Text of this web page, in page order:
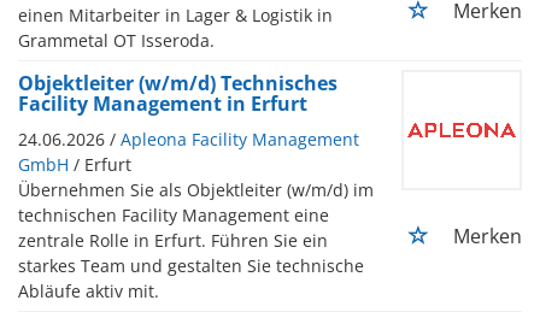
einen Mitarbeiter in Lager & Logistik in
Grammetal OT Isseroda.
Merken
Objektleiter (w/m/d) Technisches
Facility Management in Erfurt
24.06.2026 / Apleona Facility Management
GmbH / Erfurt
Übernehmen Sie als Objektleiter (w/m/d) im
technischen Facility Management eine
zentrale Rolle in Erfurt. Führen Sie ein
starkes Team und gestalten Sie technische
Abläufe aktiv mit.
Merken